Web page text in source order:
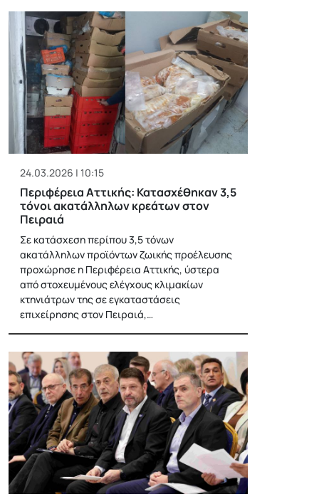
24.03.2026 | 10:15
Περιφέρεια Αττικής: Κατασχέθηκαν 3,5
τόνοι ακατάλληλων κρεάτων στον
Πειραιά
Σε κατάσχεση περίπου 3,5 τόνων
ακατάλληλων προϊόντων ζωικής προέλευσης
προχώρησε η Περιφέρεια Αττικής, ύστερα
από στοχευμένους ελέγχους κλιμακίων
κτηνιάτρων της σε εγκαταστάσεις
επιχείρησης στον Πειραιά,…